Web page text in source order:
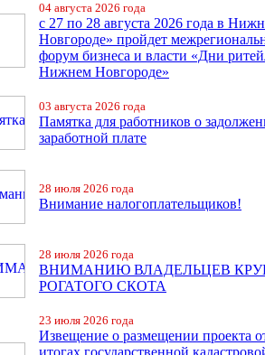
04 августа 2026 года
с 27 по 28 августа 2026 года в
Новгороде» пройдет
форум бизнеса и власти «Дни
Нижнем Новгороде»
03 августа 2026 года
Памятка для работников о
заработной плате
28 июля 2026 года
Внимание налогоплательщиков!
28 июля 2026 года
ВНИМАНИЮ ВЛАДЕЛЬЦЕВ
РОГАТОГО СКОТА
23 июля 2026 года
Извещение о размещении проекта
итогах государственной